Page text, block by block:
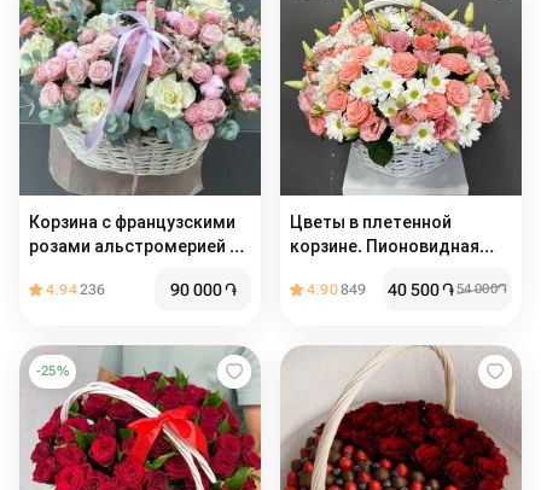
Корзина с французскими
розами альстромерией с
кустовыми розами с
4.94236 90 000֏
Цветы в плетенной
корзине. Пионовидная
бомбастик , эустома и
4.90849 40 500֏54 000֏
-25%